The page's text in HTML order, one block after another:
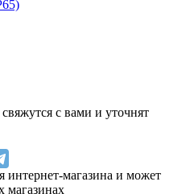
с вами и уточнят
интернет-магазина и может
магазинах